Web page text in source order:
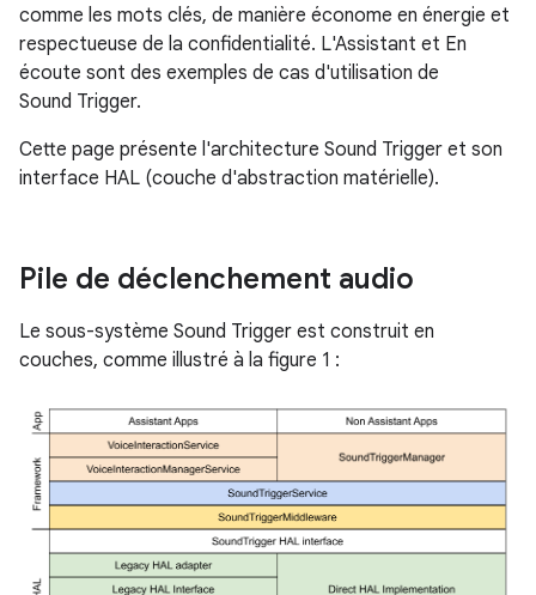
comme les mots clés, de manière économe en énergie et
respectueuse de la confidentialité. L'Assistant et En
écoute sont des exemples de cas d'utilisation de
Sound Trigger.
Cette page présente l'architecture Sound Trigger et son
interface HAL (couche d'abstraction matérielle).
Pile de déclenchement audio
Le sous-système Sound Trigger est construit en
couches, comme illustré à la figure 1 :